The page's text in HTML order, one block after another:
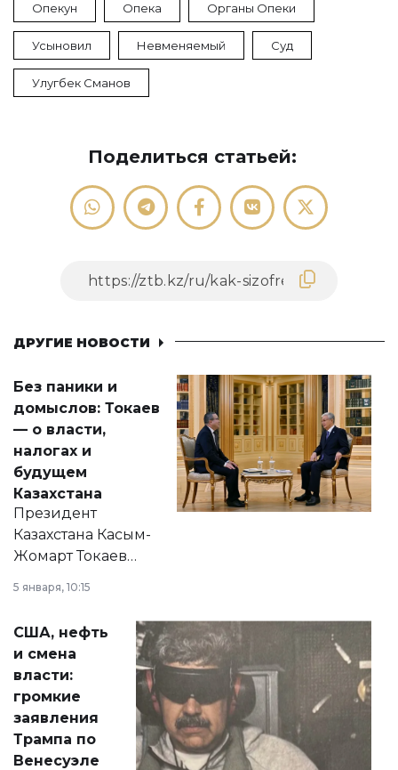
Опекун Опека Органы Опеки
Усыновил Невменяемый Суд
Улугбек Сманов
Поделиться статьей:
ДРУГИЕ НОВОСТИ
Без паники и
домыслов: Токаев
— о власти,
налогах и
будущем
Казахстана
Президент
Казахстана Касым-
Жомарт Токаев
сразу несколько
актуальных тем —
от слухов о
политических
реформах до
вопросов армии,
экономики и
личного здоровья.
5 января, 10:15
США, нефть
и смена
власти:
громкие
заявления
Трампа по
Венесуэле